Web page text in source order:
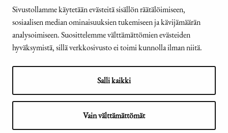
Sivustollamme käytetään evästeitä sisällön räätälöimiseen,
sosiaalisen median ominaisuuksien tukemiseen ja kävijämäärän
analysoimiseen. Suosittelemme välttämättömien evästeiden
hyväksymistä, sillä verkkosivusto ei toimi kunnolla ilman niitä.
Salli kaikki
Vain välttämättömät
© Tasavallan presidentin
kanslia 2026
Presidentti.fi-sivuston
saavutettavuusseloste
Näytä evästeasetukseni